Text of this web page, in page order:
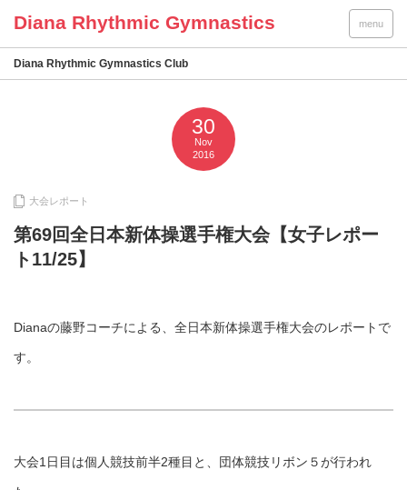
menu
Diana Rhythmic Gymnastics Club
30
Nov
2016
大会レポート
第69回全日本新体操選手権大会【女子レポー
ト11/25】
Dianaの藤野コーチによる、全日本新体操選手権大会のレポートで
す。
大会1日目は個人競技前半2種目と、団体競技リボン５が行われ